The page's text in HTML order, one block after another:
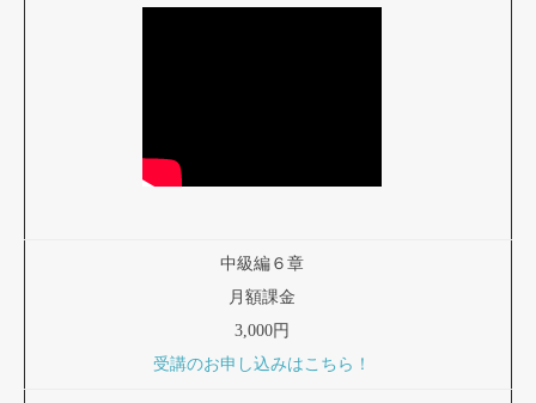
中級編６章
月額課金
3,000円
受講のお申し込みはこちら！